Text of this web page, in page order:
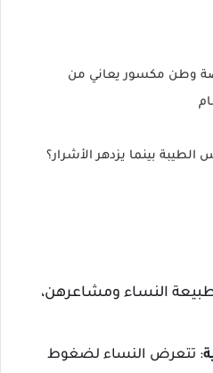
وطن مكسور يعاني من
الطيبة بينما يزدهر الأشرار؟
النساء ومشاعرهن،
: تتعرض النساء لضغوط